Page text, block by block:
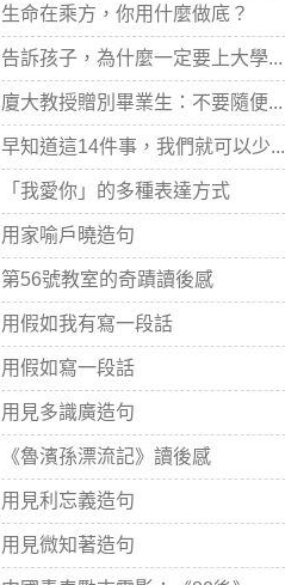
生命在乘方，你用什麼做底？
告訴孩子，為什麼一定要上大學...
廈大教授贈別畢業生：不要隨便...
早知道這14件事，我們就可以少...
「我愛你」的多種表達方式
用家喻戶曉造句
第56號教室的奇蹟讀後感
用假如我有寫一段話
用假如寫一段話
用見多識廣造句
《魯濱孫漂流記》讀後感
用見利忘義造句
用見微知著造句